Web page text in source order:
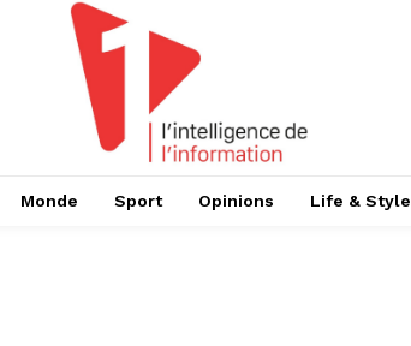
Monde Sport Opinions Life & Style